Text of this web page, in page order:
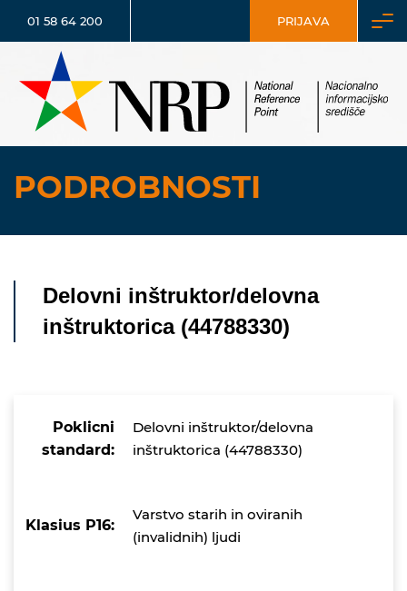
01 58 64 200 PRIJAVA
PODROBNOSTI
Delovni inštruktor/delovna
inštruktorica (44788330)
Poklicni
standard:
Delovni inštruktor/delovna
inštruktorica (44788330)
Klasius P16:
Varstvo starih in oviranih
(invalidnih) ljudi